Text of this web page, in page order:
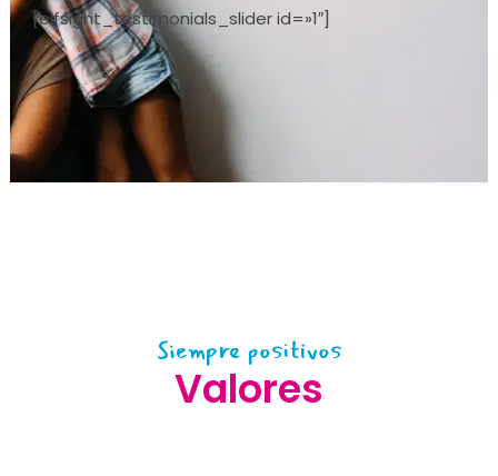
[elfsight_testimonials_slider id=»1″]
Siempre positivos
Valores